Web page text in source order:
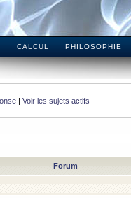
CALCUL PHILOSOPHIE
| Voir les sujets actifs
Forum